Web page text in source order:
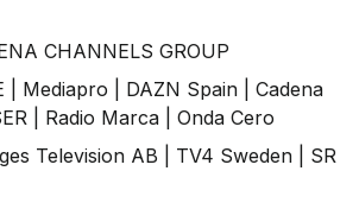
CHANNELS GROUP
| Mediapro | DAZN Spain | Cadena
| Radio Marca | Onda Cero
Television AB | TV4 Sweden | SR